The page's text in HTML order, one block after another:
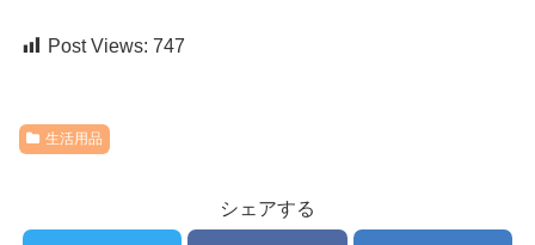
Post Views: 747
生活用品
シェアする